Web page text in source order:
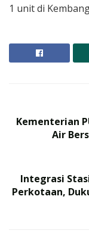
1 unit di
Kementerian
Air
Integrasi
Perkotaan,